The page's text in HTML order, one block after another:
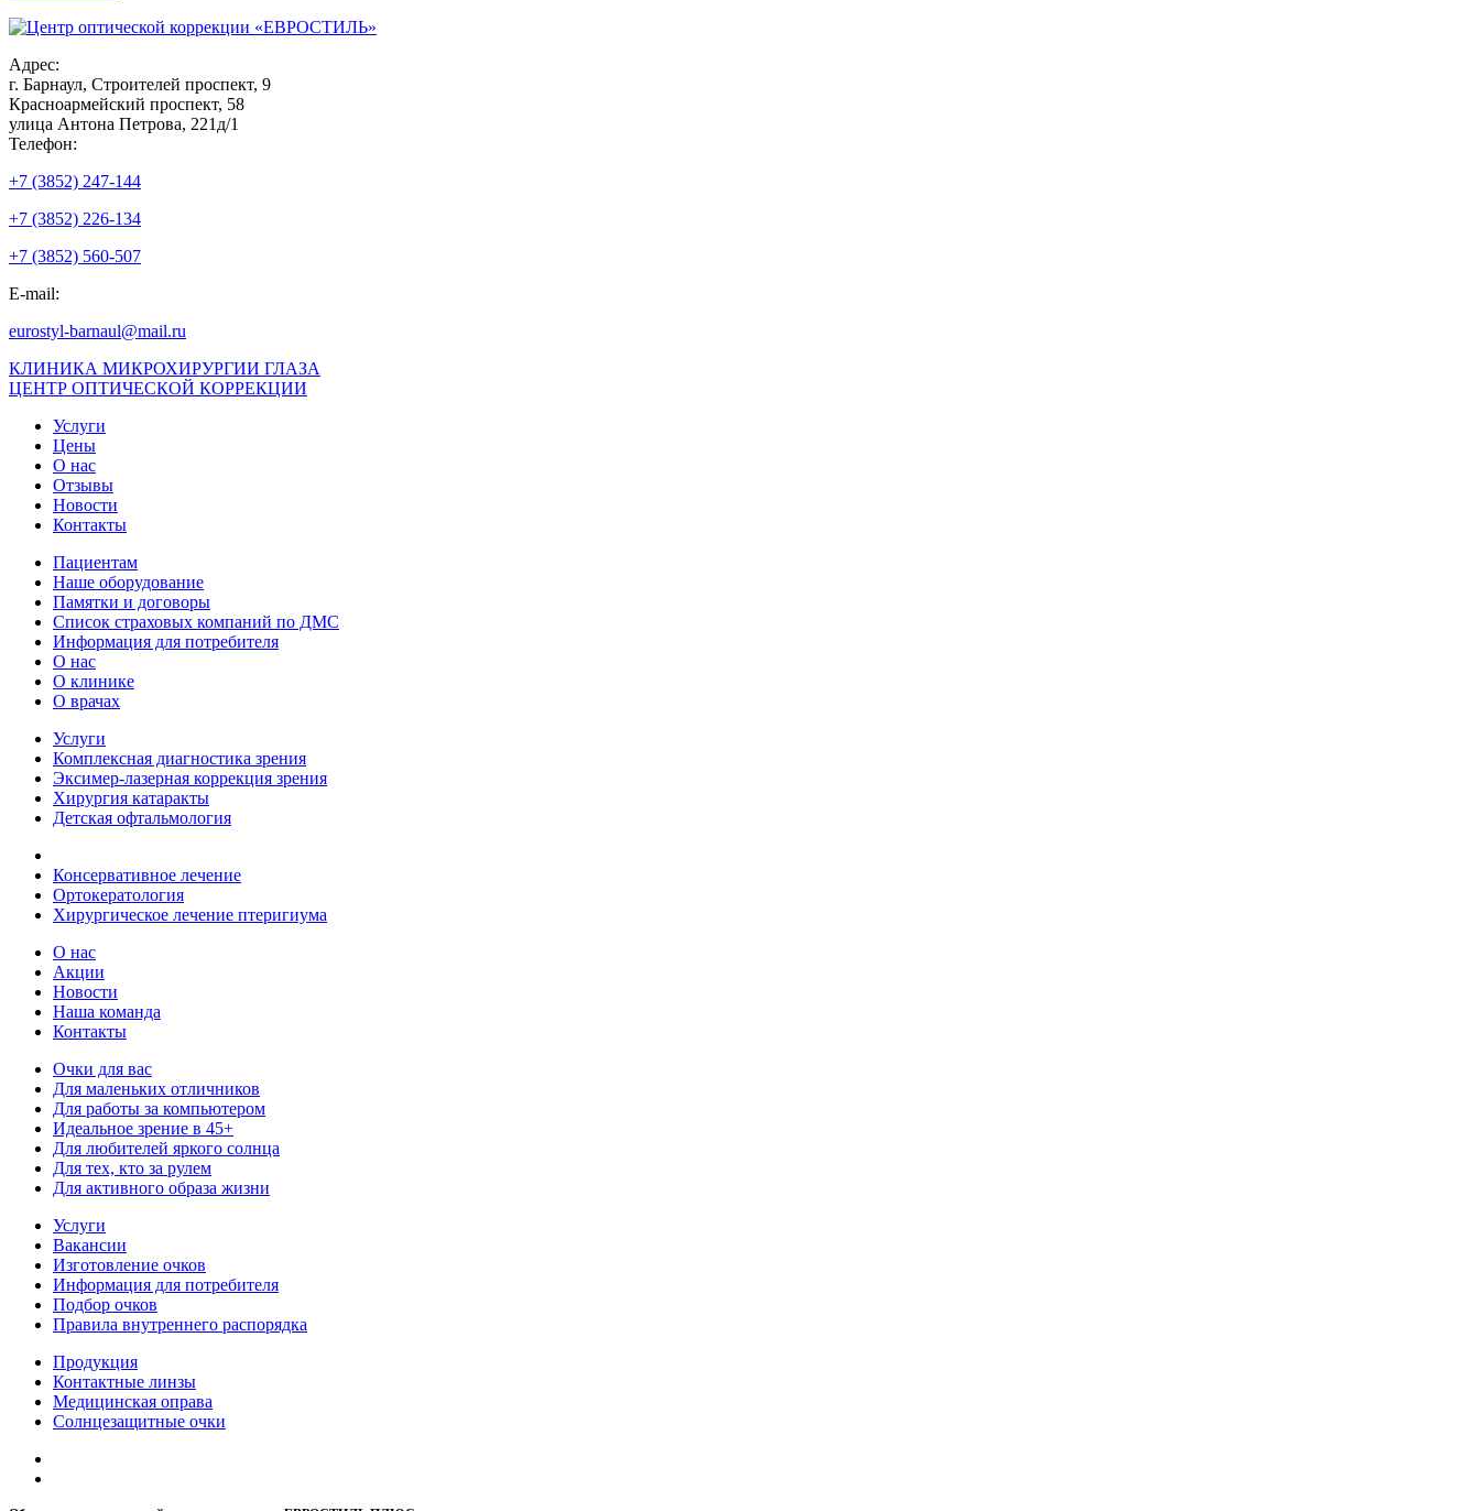
Адрес:
г. Барнаул, Строителей проспект, 9
Красноармейский проспект, 58
улица Антона Петрова, 221д/1
Телефон:
+7 (3852) 247-144
+7 (3852) 226-134
+7 (3852) 560-507
E-mail:
eurostyl-barnaul@mail.ru
КЛИНИКА МИКРОХИРУРГИИ ГЛАЗА
ЦЕНТР ОПТИЧЕСКОЙ КОРРЕКЦИИ
Услуги
Цены
О нас
Отзывы
Новости
Контакты
Пациентам
Наше оборудование
Памятки и договоры
Список страховых компаний по ДМС
Информация для потребителя
О нас
О клинике
О врачах
Услуги
Комплексная диагностика зрения
Эксимер-лазерная коррекция зрения
Хирургия катаракты
Детская офтальмология
Консервативное лечение
Ортокератология
Хирургическое лечение птеригиума
О нас
Акции
Новости
Наша команда
Контакты
Очки для вас
Для маленьких отличников
Для работы за компьютером
Идеальное зрение в 45+
Для любителей яркого солнца
Для тех, кто за рулем
Для активного образа жизни
Услуги
Вакансии
Изготовление очков
Информация для потребителя
Подбор очков
Правила внутреннего распорядка
Продукция
Контактные линзы
Медицинская оправа
Солнцезащитные очки